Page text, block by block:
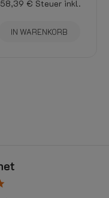
€ Steuer inkl.
IN WARENKORB